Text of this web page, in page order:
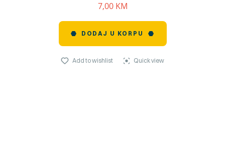
7,00 KM
DODAJ U KORPU
Add to wishlist Quick view